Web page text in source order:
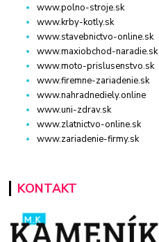
www.polno-stroje.sk
www.krby-kotly.sk
www.stavebnictvo-online.sk
www.maxiobchod-naradie.sk
www.moto-prislusenstvo.sk
www.firemne-zariadenie.sk
www.nahradnediely.online
www.uni-zdrav.sk
www.zlatnictvo-online.sk
www.zariadenie-firmy.sk
KONTAKT